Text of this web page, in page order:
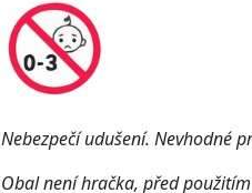
Nebezpečí udušení. Nevhodné
Obal není hračka, před